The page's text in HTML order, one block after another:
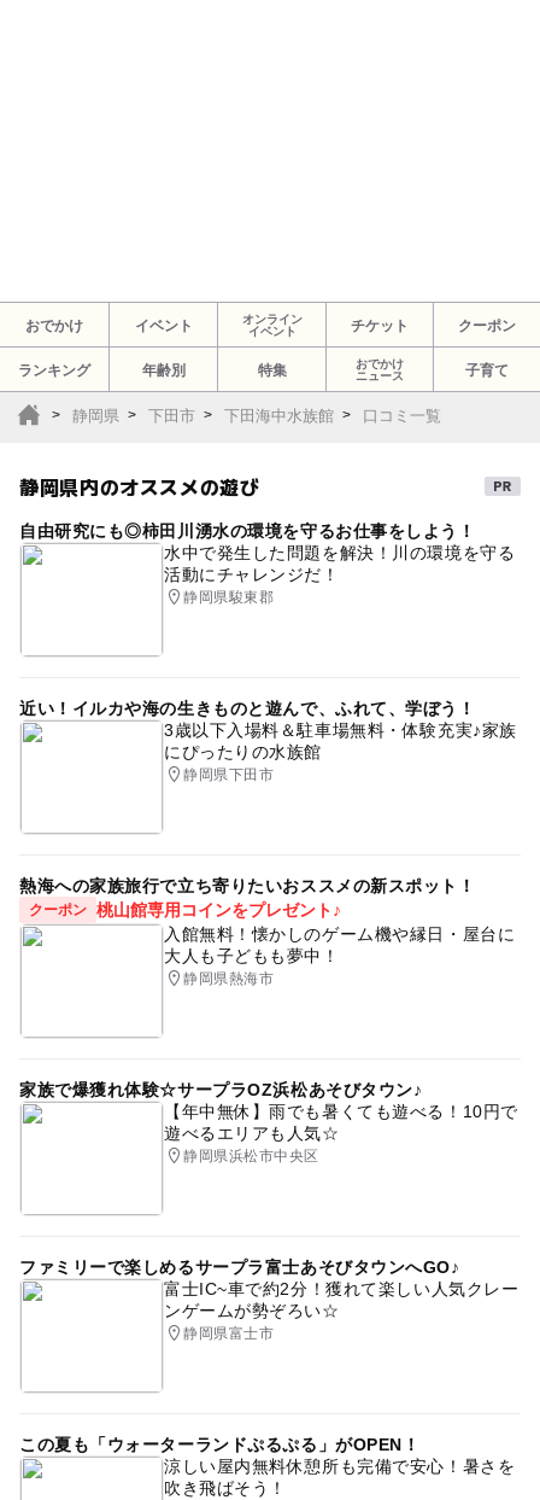
おでかけ イベント
オンライン
イベント
チケット クーポン
ランキング 年齢別 特集
おでかけ
ニュース
子育て
静岡県 下田市 下田海中水族館 口コミ一覧
静岡県内のオススメの遊び
自由研究にも◎柿田川湧水の環境を守るお仕事をしよう！
水中で発生した問題を解決！川の環境を守る
活動にチャレンジだ！
静岡県駿東郡
近い！イルカや海の生きものと遊んで、ふれて、学ぼう！
3歳以下入場料＆駐車場無料・体験充実♪家族
にぴったりの水族館
静岡県下田市
熱海への家族旅行で立ち寄りたいおススメの新スポット！
クーポン 桃山館専用コインをプレゼント♪
入館無料！懐かしのゲーム機や縁日・屋台に
大人も子どもも夢中！
静岡県熱海市
家族で爆獲れ体験☆サープラOZ浜松あそびタウン♪
【年中無休】雨でも暑くても遊べる！10円で
遊べるエリアも人気☆
静岡県浜松市中央区
ファミリーで楽しめるサープラ富士あそびタウンへGO♪
富士IC~車で約2分！獲れて楽しい人気クレー
ンゲームが勢ぞろい☆
静岡県富士市
この夏も「ウォーターランドぷるぷる」がOPEN！
涼しい屋内無料休憩所も完備で安心！暑さを
吹き飛ばそう！